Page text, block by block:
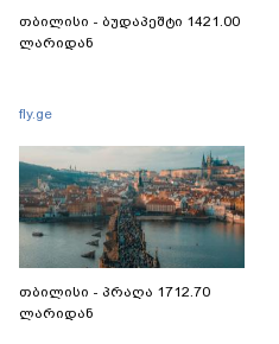
თბილისი - ბუდაპეშტი 1421.00
ლარიდან
fly.ge
თბილისი - პრაღა 1712.70
ლარიდან